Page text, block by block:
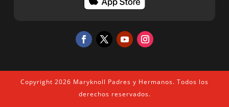
Copyright 2026 Maryknoll Padres y Hermanos. Todos los
derechos reservados.